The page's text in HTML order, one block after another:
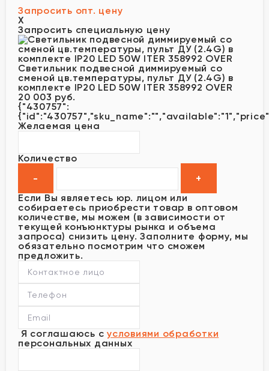
Запросить опт. цену
X
Запросить специальную цену
Светильник подвесной диммируемый со
сменой цв.температуры, пульт ДУ (2.4G) в
комплекте IP20 LED 50W ITER 358992 OVER
20 003 руб.
{"430757":
Желаемая цена
Количество
Если Вы являетесь юр. лицом или
собираетесь приобрести товар в оптовом
количестве, мы можем (в зависимости от
текущей конъюнктуры рынка и объема
запроса) снизить цену. Заполните форму, мы
обязательно посмотрим что сможем
предложить.
Я соглашаюсь с условиями обработки
персональных данных